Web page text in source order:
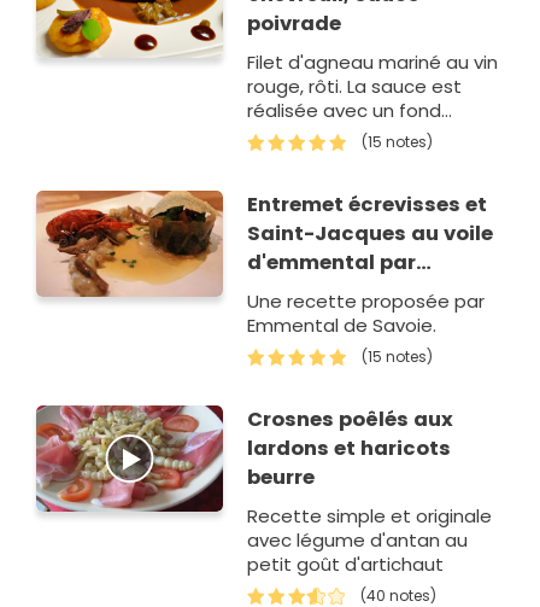
poivrade
Filet d'agneau mariné au vin
rouge, rôti. La sauce est
réalisée avec un fond
d'agneau et la marinade.
Les légumes cuits
cocotte avec une c…
(15 notes)
Entremet écrevisses et
Saint-Jacques au voile
d'emmental par
l'EPMTTH
Une recette proposée par
Emmental de Savoie.
(15 notes)
Crosnes poêlés aux
lardons et haricots
beurre
Recette simple et originale
avec légume d'antan au
petit goût d'artichaut
(40 notes)